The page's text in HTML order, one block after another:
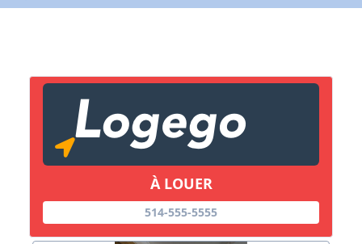
À LOUER
514-555-5555
Lien vers inscription (sera inclus dans courriel)
Copier lien
X Fermer